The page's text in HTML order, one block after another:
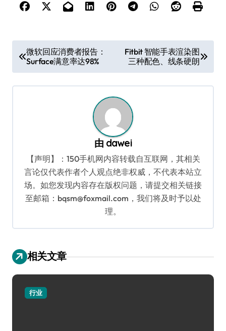
章
导
微软回应消费者报告：
Surface满意率达98%
Fitbit 智能手表渲染图
三种配色、线条硬朗
由 dawei
【声明】：150手机网内容转载自互联网，其相关
言论仅代表作者个人观点绝非权威，不代表本站立
场。如您发现内容存在版权问题，请提交相关链接
至邮箱：bqsm@foxmail.com，我们将及时予以处
理。
相关文章
行业